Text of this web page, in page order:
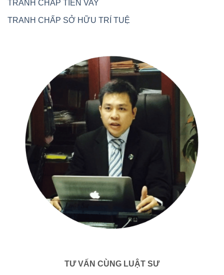
TRANH CHẤP TIỀN VAY
TRANH CHẤP SỞ HỮU TRÍ TUỆ
TƯ VẤN CÙNG LUẬT SƯ